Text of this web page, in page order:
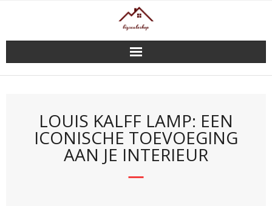
LOUIS KALFF LAMP: EEN
ICONISCHE TOEVOEGING
AAN JE INTERIEUR